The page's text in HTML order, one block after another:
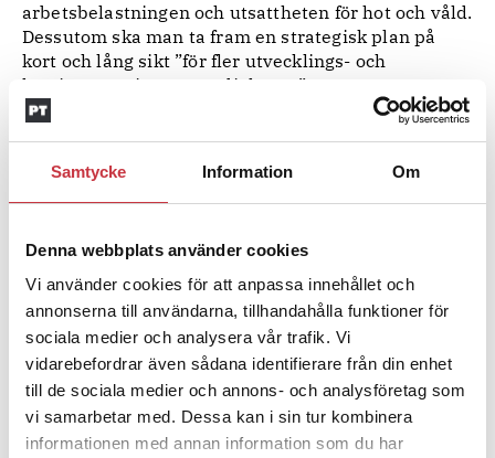
Samtycke Information Om
Denna webbplats använder cookies
Vi använder cookies för att anpassa innehållet och
annonserna till användarna, tillhandahålla funktioner för
sociala medier och analysera vår trafik. Vi
vidarebefordrar även sådana identifierare från din enhet
till de sociala medier och annons- och analysföretag som
vi samarbetar med. Dessa kan i sin tur kombinera
informationen med annan information som du har
arbetsbelastningen och utsattheten för hot och våld.
Dessutom ska man ta fram en strategisk plan på
kort och lång sikt ”för fler utvecklings- och
karriärvägar inom myndigheten”.
Uppdraget ska slutredovisas senast 1 november
Ämnen i artikeln
STEFAN LÖFVEN
Eva Schoultz
20 augusti 2017
Dela artikel: Facebook X E-post